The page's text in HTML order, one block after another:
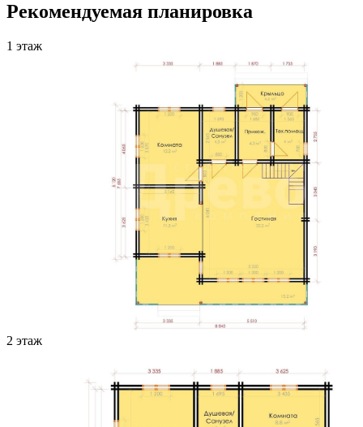
Рекомендуемая планировка
1 этаж
2 этаж